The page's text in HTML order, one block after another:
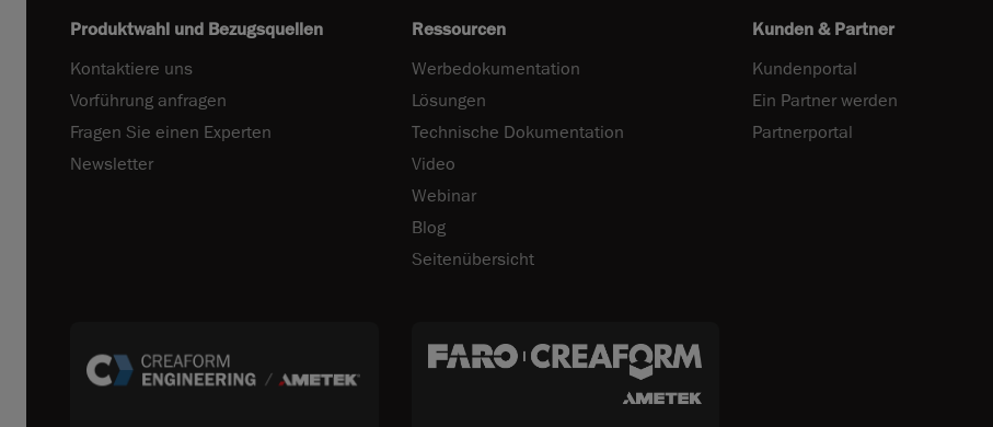
Produktwahl und Bezugsquellen
Kontaktiere uns
Vorführung anfragen
Fragen Sie einen Experten
Newsletter
Ressourcen
Werbedokumentation
Lösungen
Technische Dokumentation
Video
Webinar
Blog
Seitenübersicht
Kunden & Partner
Kundenportal
Ein Partner werden
Partnerportal